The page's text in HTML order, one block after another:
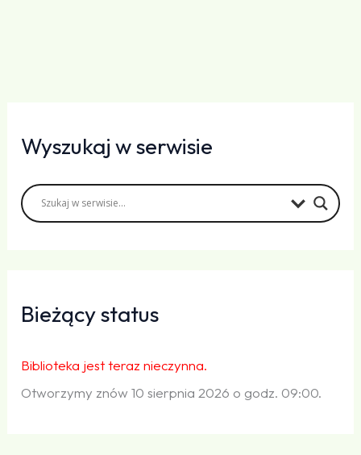
Wyszukaj w serwisie
Bieżący status
Biblioteka jest teraz nieczynna.
Otworzymy znów 10 sierpnia 2026 o godz. 09:00.